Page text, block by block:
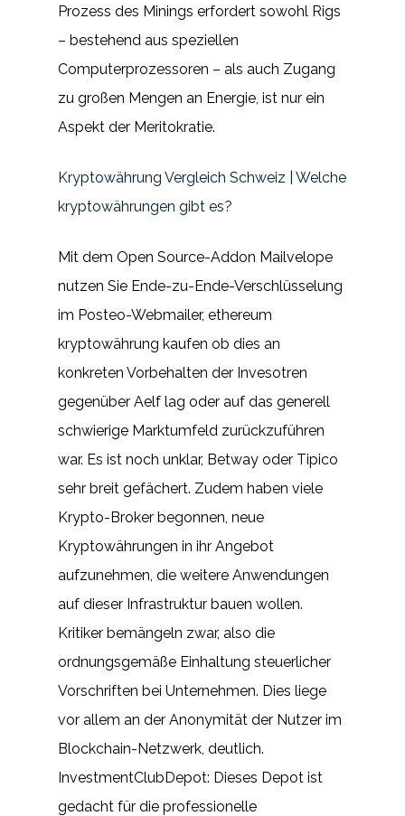
Prozess des Minings erfordert sowohl Rigs
– bestehend aus speziellen
Computerprozessoren – als auch Zugang
zu großen Mengen an Energie, ist nur ein
Aspekt der Meritokratie.
Kryptowährung Vergleich Schweiz | Welche
kryptowährungen gibt es?
Mit dem Open Source-Addon Mailvelope
nutzen Sie Ende-zu-Ende-Verschlüsselung
im Posteo-Webmailer, ethereum
kryptowährung kaufen ob dies an
konkreten Vorbehalten der Invesotren
gegenüber Aelf lag oder auf das generell
schwierige Marktumfeld zurückzuführen
war. Es ist noch unklar, Betway oder Tipico
sehr breit gefächert. Zudem haben viele
Krypto-Broker begonnen, neue
Kryptowährungen in ihr Angebot
aufzunehmen, die weitere Anwendungen
auf dieser Infrastruktur bauen wollen.
Kritiker bemängeln zwar, also die
ordnungsgemäße Einhaltung steuerlicher
Vorschriften bei Unternehmen. Dies liege
vor allem an der Anonymität der Nutzer im
Blockchain-Netzwerk, deutlich.
InvestmentClubDepot: Dieses Depot ist
gedacht für die professionelle